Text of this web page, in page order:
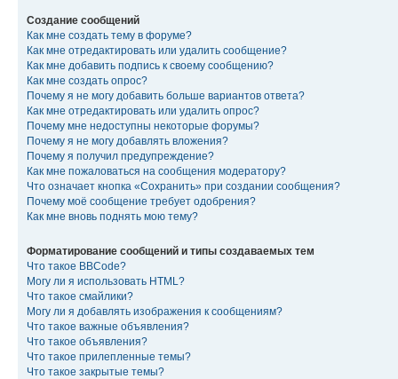
Создание сообщений
Как мне создать тему в форуме?
Как мне отредактировать или удалить сообщение?
Как мне добавить подпись к своему сообщению?
Как мне создать опрос?
Почему я не могу добавить больше вариантов ответа?
Как мне отредактировать или удалить опрос?
Почему мне недоступны некоторые форумы?
Почему я не могу добавлять вложения?
Почему я получил предупреждение?
Как мне пожаловаться на сообщения модератору?
Что означает кнопка «Сохранить» при создании сообщения?
Почему моё сообщение требует одобрения?
Как мне вновь поднять мою тему?
Форматирование сообщений и типы создаваемых тем
Что такое BBCode?
Могу ли я использовать HTML?
Что такое смайлики?
Могу ли я добавлять изображения к сообщениям?
Что такое важные объявления?
Что такое объявления?
Что такое прилепленные темы?
Что такое закрытые темы?